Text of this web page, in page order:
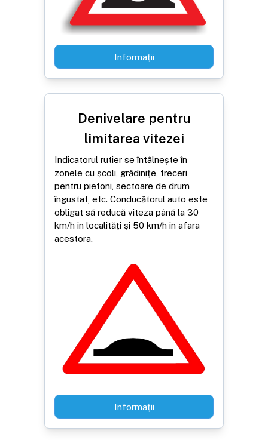
Informații
Denivelare pentru
limitarea vitezei
Indicatorul rutier se întâlnește în
zonele cu școli, grădinițe, treceri
pentru pietoni, sectoare de drum
îngustat, etc. Conducătorul auto este
obligat să reducă viteza până la 30
km/h în localități și 50 km/h în afara
acestora.
Informații